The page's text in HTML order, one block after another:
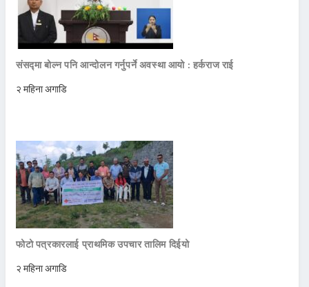
संसद्मा बोल्न पनि आन्दोलन गर्नुपर्ने अवस्था आयो : हर्कराज राई
२ महिना अगाडि
फोटो पत्रकारलाई प्राथमिक उपचार तालिम दिईयो
२ महिना अगाडि